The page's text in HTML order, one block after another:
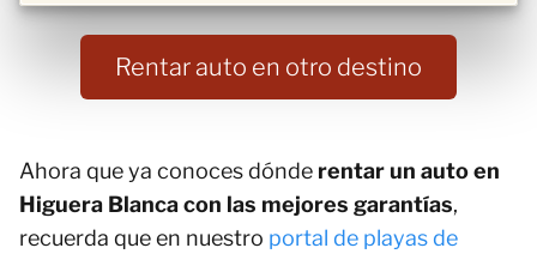
Rentar auto en otro destino
Ahora que ya conoces dónde rentar un auto en
Higuera Blanca con las mejores garantías,
recuerda que en nuestro portal de playas de